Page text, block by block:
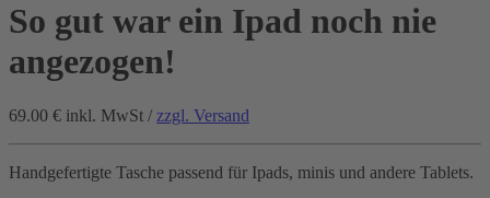
So gut war ein Ipad noch nie
angezogen!
69.00 € inkl. MwSt / zzgl. Versand
Handgefertigte Tasche passend für Ipads, minis und andere Tablets.